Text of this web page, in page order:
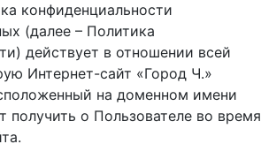
конфиденциальности
(далее – Политика
действует в отношении всей
Интернет-сайт «Город Ч.»
на доменном имени
о Пользователе во время